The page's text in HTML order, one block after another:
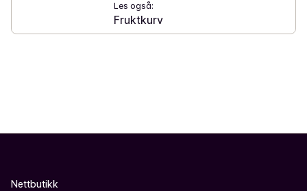
Les også:
Fruktkurv
Nettbutikk